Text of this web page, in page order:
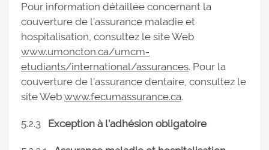
Pour information détaillée concernant la
couverture de l’assurance maladie et
hospitalisation, consultez le site Web
www.umoncton.ca/umcm-
etudiants/international/assurances. Pour la
couverture de l’assurance dentaire, consultez le
site Web www.fecumassurance.ca.
5.2.3 Exception à l’adhésion obligatoire